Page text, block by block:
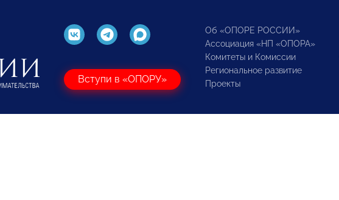
Вступи в «ОПОРУ»
Об «ОПОРЕ РОССИИ»
Ассоциация «НП «ОПОРА»
Комитеты и Комиссии
Региональное развитие
Проекты